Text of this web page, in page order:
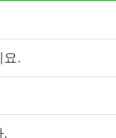
요.
.